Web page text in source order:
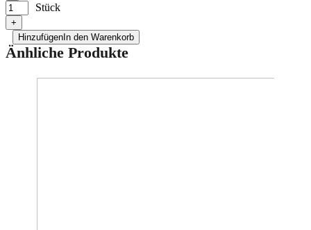
Stück
+
HinzufügenIn den Warenkorb
Änhliche Produkte